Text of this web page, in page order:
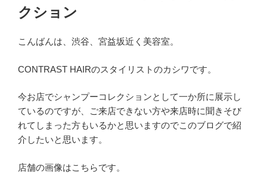
クション
こんばんは、渋谷、宮益坂近く美容室。
CONTRAST HAIRのスタイリストのカシワです。
今お店でシャンプーコレクションとして一か所に展示し
ているのですが、ご来店できない方や来店時に聞きそび
れてしまった方もいるかと思いますのでこのブログで紹
介したいと思います。
店舗の画像はこちらです。